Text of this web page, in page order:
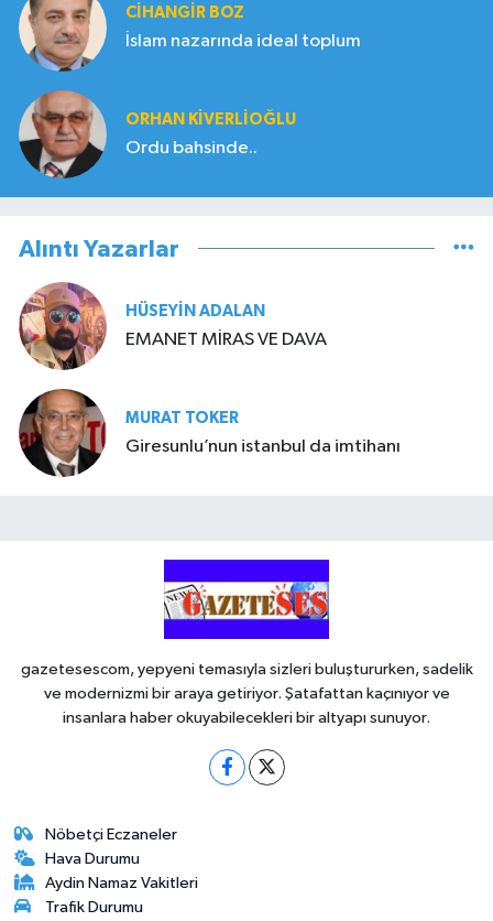
CIHANGIR BOZ
İslam nazarında ideal toplum
ORHAN KIVERLIOĞLU
Ordu bahsinde..
Alıntı Yazarlar
HÜSEYIN ADALAN
EMANET MİRAS VE DAVA
MURAT TOKER
Giresunlu’nun istanbul da imtihanı
gazetesescom, yepyeni temasıyla sizleri buluştururken, sadelik
ve modernizmi bir araya getiriyor. Şatafattan kaçınıyor ve
insanlara haber okuyabilecekleri bir altyapı sunuyor.
Nöbetçi Eczaneler
Hava Durumu
Aydin Namaz Vakitleri
Trafik Durumu